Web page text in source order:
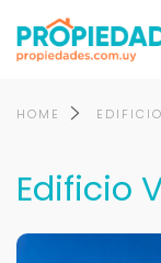
HOME
Edificio